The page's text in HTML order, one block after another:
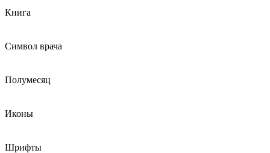
Книга
Символ врача
Полумесяц
Иконы
Шрифты